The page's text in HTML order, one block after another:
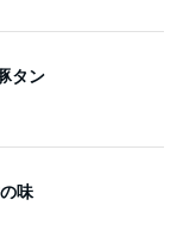
タン
味